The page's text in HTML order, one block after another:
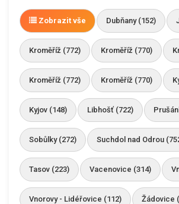
Zobrazit vše Dubňany (152)
Kroměříž (772) Kroměříž (770)
Kroměříž (772) Kroměříž (770)
Kyjov (148) Libhošť (722)
Sobůlky (272) Suchdol nad Odrou
Tasov (223) Vacenovice (314)
Vnorovy - Lidéřovice (112) Žádovice